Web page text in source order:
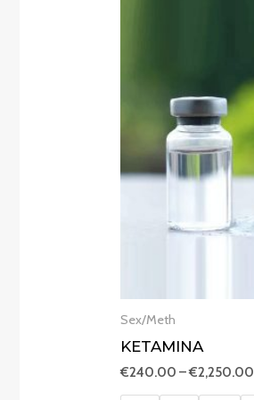
Sex/Meth
KETAMINA
€240.00 –€2,250.00